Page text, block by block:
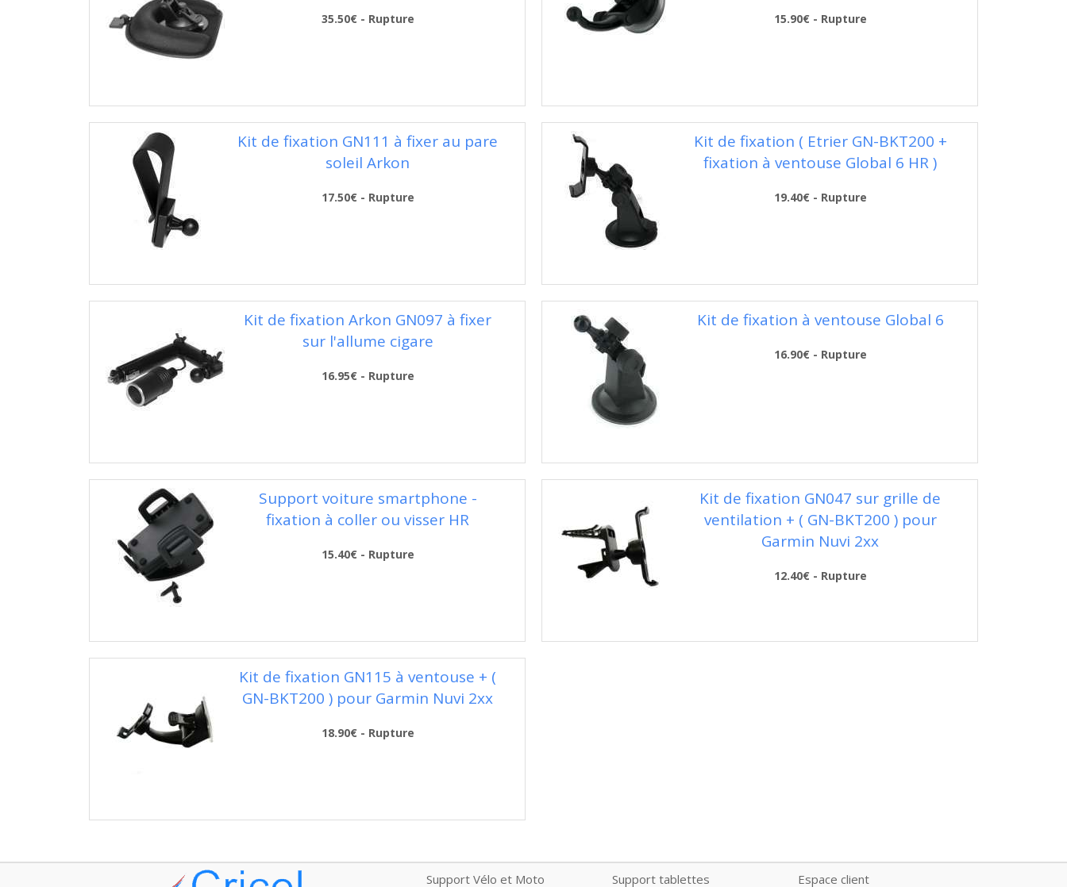
35.50€ - Rupture 15.90€ - Rupture
Kit de fixation GN111 à fixer au pare
soleil Arkon
17.50€ - Rupture
Kit de fixation ( Etrier GN-BKT200 +
fixation à ventouse Global 6 HR )
19.40€ - Rupture
Kit de fixation Arkon GN097 à fixer
sur l'allume cigare
16.95€ - Rupture
Kit de fixation à ventouse Global 6
16.90€ - Rupture
Support voiture smartphone -
fixation à coller ou visser HR
15.40€ - Rupture
Kit de fixation GN047 sur grille de
ventilation + ( GN-BKT200 ) pour
Garmin Nuvi 2xx
12.40€ - Rupture
Kit de fixation GN115 à ventouse + (
GN-BKT200 ) pour Garmin Nuvi 2xx
18.90€ - Rupture
Support Vélo et Moto Support tablettes Espace client